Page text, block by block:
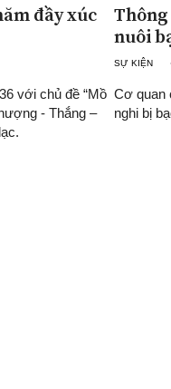
đầy xúc
với chủ đề “Mồ
- Thắng –
nuôi
SỰ KIỆN
Cơ quan
nghi bị